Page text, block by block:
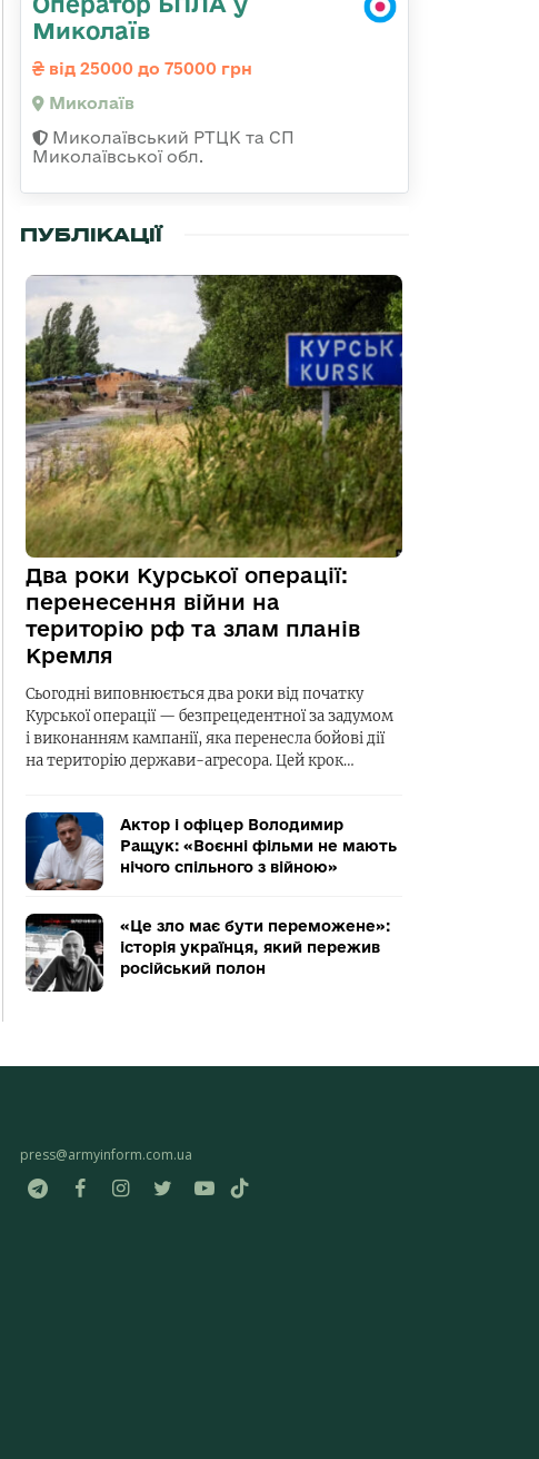
Миколаїв
від 25000 до 75000 грн
Миколаїв
Миколаївський РТЦК та СП
Миколаївської обл.
ПУБЛІКАЦІЇ
Два роки Курської операції:
перенесення війни на
територію рф та злам планів
Кремля
Сьогодні виповнюється два роки від початку
Курської операції — безпрецедентної за задумом
і виконанням кампанії, яка перенесла бойові дії
на територію держави-агресора. Цей крок…
Актор і офіцер Володимир
Ращук: «Воєнні фільми не мають
нічого спільного з війною»
«Це зло має бути переможене»:
історія українця, який пережив
російський полон
press@armyinform.com.ua